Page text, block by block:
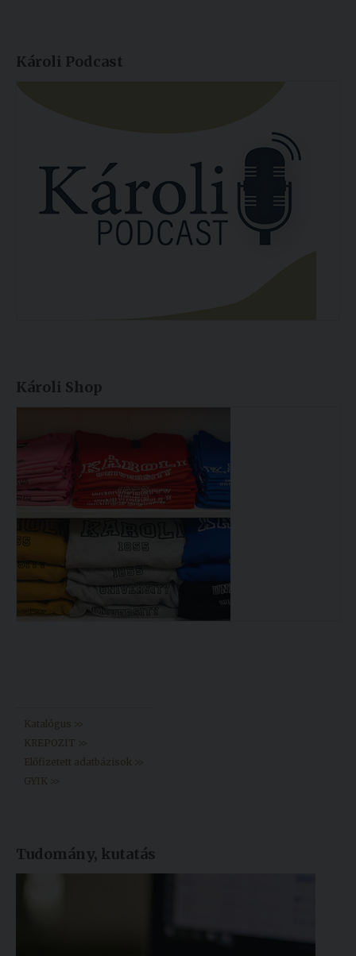
Károli Podcast
Károli Shop
Katalógus >>
KREPOZIT >>
Előfizetett adatbázisok >>
GYIK >>
Tudomány, kutatás